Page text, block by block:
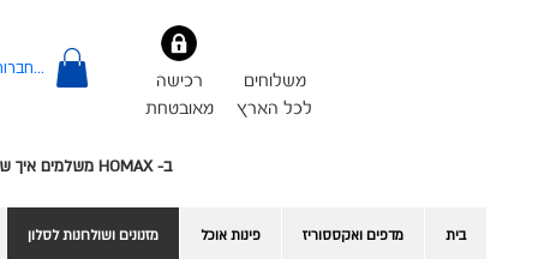
רכישה
מאובטחת
משלוחים
לכל הארץ
ב- HOMAX משלמים איך שרוצים - אשראי או Bit
בית מדפים ואקססוריז פינות אוכל ​מזנונים ושולחנות לסלון